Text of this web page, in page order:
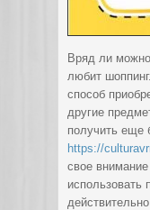
Вряд ли
любит
способ
другие
получить еще
https://
свое
использовать